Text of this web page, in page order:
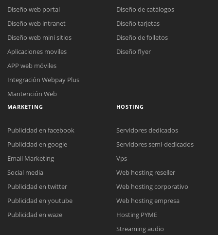
Reunión online
Meet para la reunión online.
Cotización
Chat Online
Todos nuestros ejecutivos están fuera de línea. Complete el formulario
Diseño web portal
Diseño web intranet
Diseño web mini sitios
Aplicaciones moviles
APP web móviles
Integración Webpay Plus
Mantención Web
Diseño de catálogos
Diseño tarjetas
Diseño de folletos
Diseño flyer
MARKETING
Publicidad en facebook
Publicidad en google
Email Marketing
Social media
Publicidad en twitter
Publicidad en youtube
Publicidad en waze
HOSTING
Servidores dedicados
Servidores semi-dedicados
Vps
Web hosting reseller
Web hosting corporativo
Web hosting empresa
Hosting PYME
Streaming audio